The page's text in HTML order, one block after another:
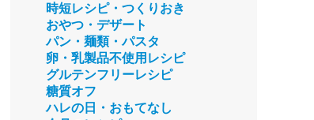
時短レシピ・つくりおき
おやつ・デザート
パン・麺類・パスタ
卵・乳製品不使用レシピ
グルテンフリーレシピ
糖質オフ
ハレの日・おもてなし